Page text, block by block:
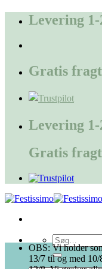
FortsætLevering 1-
Gratis
Levering 1-
Gratis
Søg
efter:
OBS: Vi holder
13/7 til og med 10/